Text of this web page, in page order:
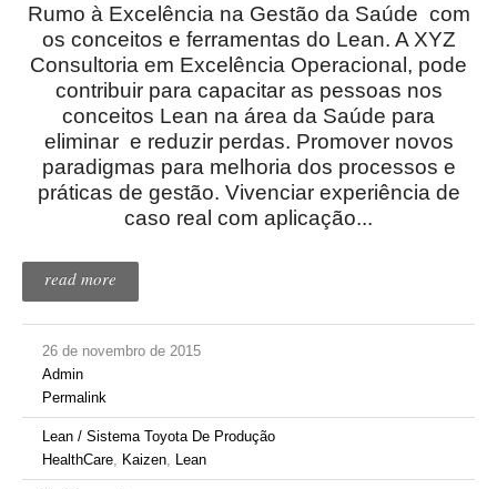
Rumo à Excelência na Gestão da Saúde com
os conceitos e ferramentas do Lean. A XYZ
Consultoria em Excelência Operacional, pode
contribuir para capacitar as pessoas nos
conceitos Lean na área da Saúde para
eliminar e reduzir perdas. Promover novos
paradigmas para melhoria dos processos e
práticas de gestão. Vivenciar experiência de
caso real com aplicação...
read more
26 de novembro de 2015
Admin
Permalink
Lean / Sistema Toyota De Produção
HealthCare, Kaizen, Lean